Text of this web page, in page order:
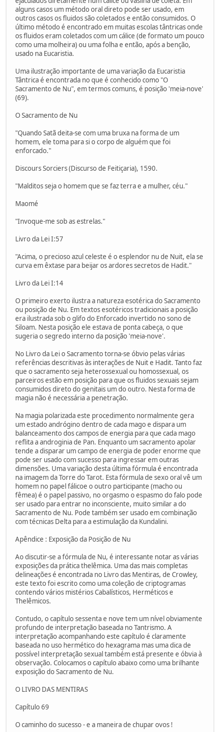
alguns casos um método oral direto pode ser usado, em
outros casos os fluidos são coletados e então consumidos. O
último método é encontrado em muitas escolas tântricas onde
os fluidos eram coletados com um cálice (de formato um pouco
como uma molheira) ou uma folha e então, após a benção,
usado na Eucaristia.
Uma ilustração importante de uma variação da Eucaristia
Tântrica é encontrada no que é conhecido como "O
Sacramento de Nu", em termos comuns, é posição 'meia-nove'
(69).
O Sacramento de Nu
"Quando Satã deita-se com uma bruxa na forma de um
homem, ele toma para si o corpo de alguém que foi
enforcado."
Discours Sorciers (Discurso de Feitiçaria), 1590.
"Malditos seja o homem que se faz terra e a mulher, céu."
Maomé
"Invoque-me sob as estrelas."
Livro da Lei I:57
"Acima, o precioso azul celeste é o esplendor nu de Nuit, ela se
curva em êxtase para beijar os ardores secretos de Hadit."
Livro da Lei I:14
O primeiro exerto ilustra a natureza esotérica do Sacramento
ou posição de Nu. Em textos esotéricos tradicionais a posição
era ilustrada sob o glifo do Enforcado invertido no sono de
Siloam. Nesta posição ele estava de ponta cabeça, o que
sugeria o segredo interno da posição 'meia-nove'.
No Livro da Lei o Sacramento torna-se óbvio pelas várias
referências descritivas às interações de Nuit e Hadit. Tanto faz
que o sacramento seja heterossexual ou homossexual, os
parceiros estão em posição para que os fluidos sexuais sejam
consumidos direto do genitais um do outro. Nesta forma de
magia não é necessária a penetração.
Na magia polarizada este procedimento normalmente gera
um estado andrógino dentro de cada mago e dispara um
balanceamento dos campos de energia para que cada mago
reflita a androginia de Pan. Enquanto um sacramento apolar
tende a disparar um campo de energia de poder enorme que
pode ser usado com sucesso para ingressar em outras
dimensões. Uma variação desta última fórmula é encontrada
na imagem da Torre do Tarot. Esta fórmula de sexo oral vê um
homem no papel fálicoe o outro participante (macho ou
fêmea) é o papel passivo, no orgasmo o espasmo do falo pode
ser usado para entrar no inconsciente, muito similar a do
Sacramento de Nu. Pode também ser usado em combinação
com técnicas Delta para a estimulação da Kundalini.
Apêndice : Exposição da Posição de Nu
Ao discutir-se a fórmula de Nu, é interessante notar as várias
exposições da prática thelêmica. Uma das mais completas
delineações é encontrada no Livro das Mentiras, de Crowley,
este texto foi escrito como uma coleção de criptogramas
contendo vários mistérios Cabalísticos, Herméticos e
Thelêmicos.
Contudo, o capítulo sessenta e nove tem um nível obviamente
profundo de interpretação baseada no Tantrismo. A
interpretação acompanhando este capítulo é claramente
baseada no uso hermético do hexagrama mas uma dica de
possível interpretação sexual também está presente e óbvia à
observação. Colocamos o capítulo abaixo como uma brilhante
exposição do Sacramento de Nu.
O LIVRO DAS MENTIRAS
Capítulo 69
O caminho do sucesso - e a maneira de chupar ovos !